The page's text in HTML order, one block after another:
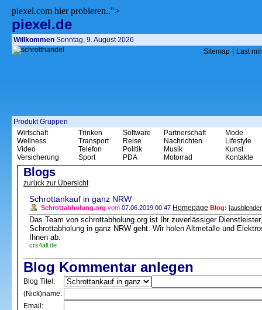
piexel.com hier probieren..">
piexel.de
Willkommen Sonntag, 9. August 2026
Sitemap | Last
Produkt Gruppen
Wirtschaft
Wellness
Video
Versicherung
Trinken
Transport
Telefon
Sport
Software
Reise
Politik
PDA
Partnerschaft
Nachrichten
Musik
Motorrad
Mode
Lifestyle
Kunst
Kontakte
Blogs
zurück zur Übersicht
Schrottankauf in ganz NRW
Schrottabholung.org vom 07.06.2019 00:47 Homepage Blog:
Das Team von schrottabholung.org ist Ihr zuverlässiger
Schrottabholung in ganz NRW geht. Wir holen Altmetalle und
Ihnen ab.
crs4all.de
Blog Kommentar anlegen
Blog Titel:
(Nick)name:
Email: